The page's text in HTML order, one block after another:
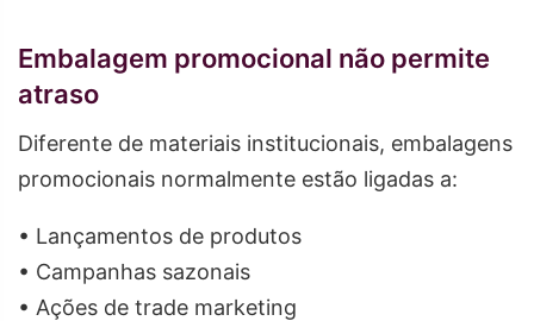
Embalagem promocional não permite
atraso
Diferente de materiais institucionais, embalagens
promocionais normalmente estão ligadas a:
• Lançamentos de produtos
• Campanhas sazonais
• Ações de trade marketing